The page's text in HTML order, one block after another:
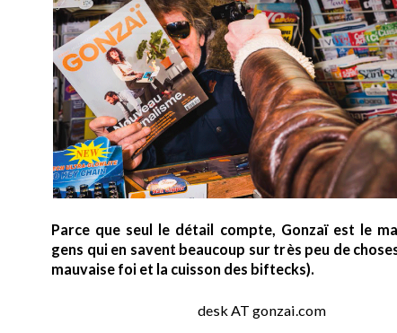
Parce que seul le détail compte, Gonzaï est le
gens qui en savent beaucoup sur très peu de
mauvaise foi et la cuisson des biftecks).
desk AT gonzai.com